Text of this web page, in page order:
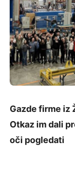
Gazde firme iz
Otkaz im dali
oči pogledati